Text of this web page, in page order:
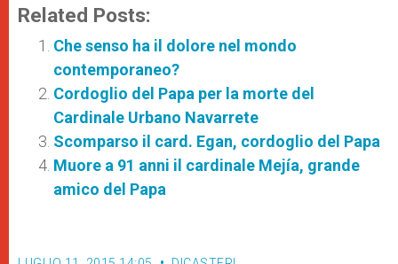
Related Posts:
Che senso ha il dolore nel mondo
contemporaneo?
Cordoglio del Papa per la morte del
Cardinale Urbano Navarrete
Scomparso il card. Egan, cordoglio del Papa
Muore a 91 anni il cardinale Mejía , grande
amico del Papa